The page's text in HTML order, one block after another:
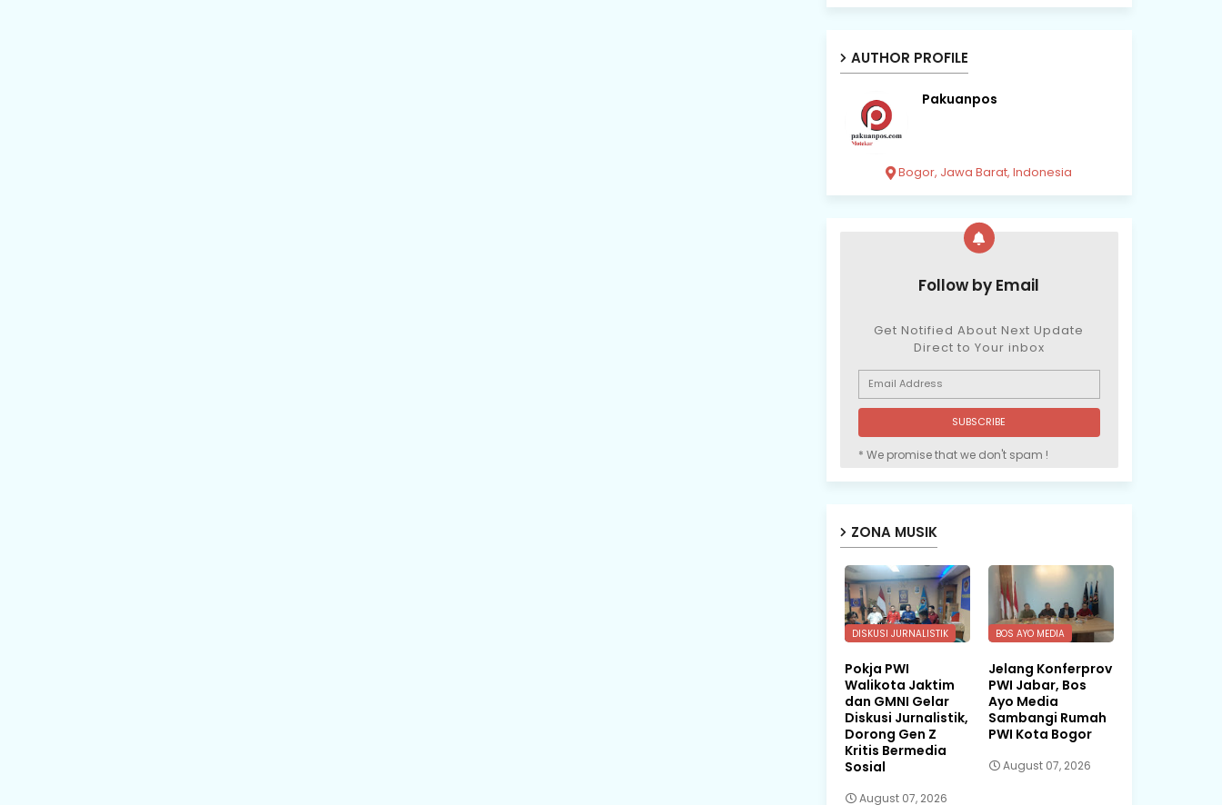
AUTHOR PROFILE
Pakuanpos
Bogor, Jawa Barat, Indonesia
Follow by Email
Get Notified About Next Update
Direct to Your inbox
* We promise that we don't spam !
ZONA MUSIK
DISKUSI JURNALISTIK
Pokja PWI
Walikota Jaktim
dan GMNI Gelar
Diskusi Jurnalistik,
Dorong Gen Z
Kritis Bermedia
Sosial
August 07, 2026
BOS AYO MEDIA
Jelang Konferprov
PWI Jabar, Bos
Ayo Media
Sambangi Rumah
PWI Kota Bogor
August 07, 2026